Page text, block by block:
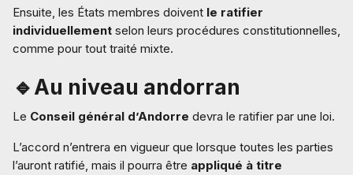
Ensuite, les États membres doivent le ratifier
individuellement selon leurs procédures constitutionnelles,
comme pour tout traité mixte.
🔹Au niveau andorran
Le Conseil général d’Andorre devra le ratifier par une loi.
L’accord n’entrera en vigueur que lorsque toutes les parties
l’auront ratifié, mais il pourra être appliqué à titre